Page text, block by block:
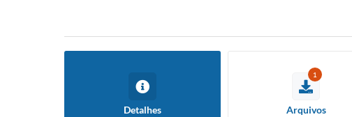
Detalhes
1
Arquivos